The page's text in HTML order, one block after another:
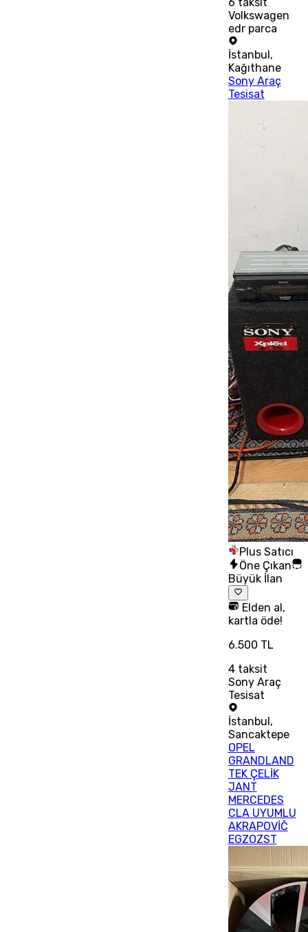
Volkswagen
edr parca
İstanbul,
Kağıthane
Sony Araç
Tesisat
Plus Satıcı
Öne Çıkan
Büyük İlan
Elden al,
kartla öde!
6.500 TL
4taksit
Sony Araç
Tesisat
İstanbul,
Sancaktepe
OPEL
GRANDLAND
TEK ÇELİK
JANT
MERCEDES
CLA UYUMLU
AKRAPOVİČ
EGZOZST